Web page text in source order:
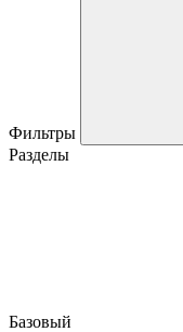
Фильтры
Разделы
Базовый